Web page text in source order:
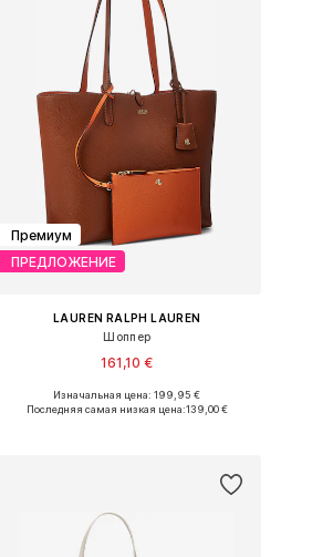
Премиум
ПРЕДЛОЖЕНИЕ
LAUREN RALPH LAUREN
Шоппер
161,10 €
Доступные размеры: One Size
Изначальная цена: 199,95 €
Последняя самая низкая цена:139,00 €